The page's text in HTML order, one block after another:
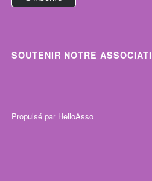
SOUTENIR NOTRE
Propulsé par HelloAsso